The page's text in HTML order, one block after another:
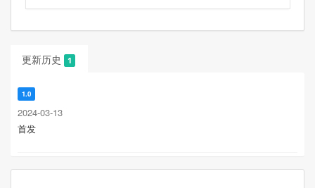
更新历史 1
1.0
2024-03-13
首发